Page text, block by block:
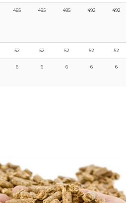
485 485 485 492 492
52 52 52 52 52
6 6 6 6 6